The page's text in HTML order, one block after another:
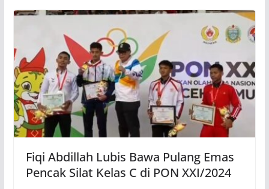
Fiqi Abdillah Lubis Bawa Pulang Emas
Pencak Silat Kelas C di PON XXI/2024